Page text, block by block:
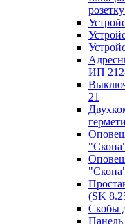
ИП
21
(SK
Скобы
Панель